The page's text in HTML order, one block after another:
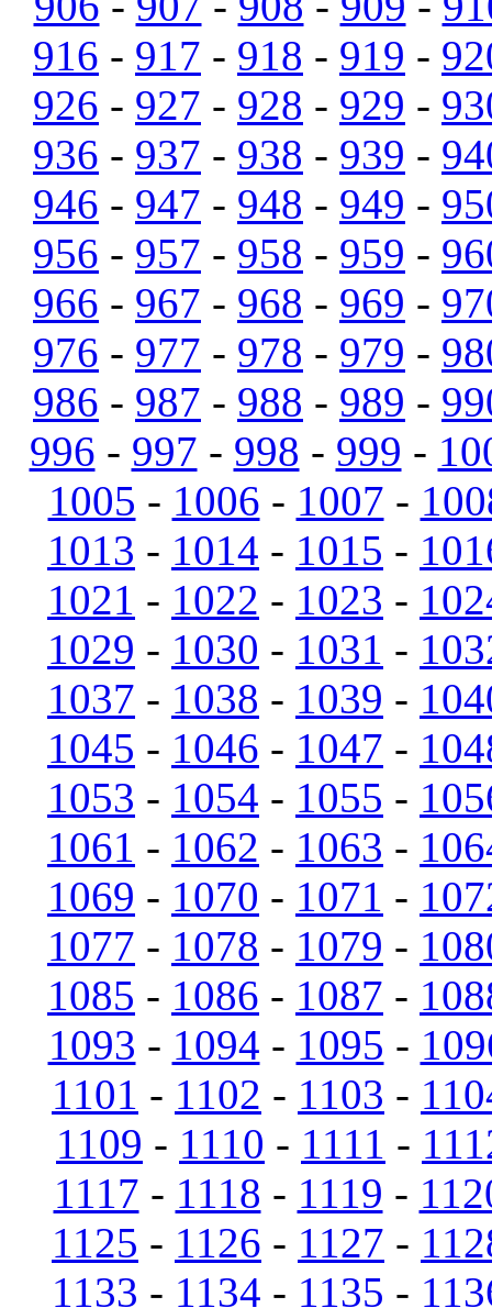
916 - 917 - 918 - 919 -
926 - 927 - 928 - 929 -
936 - 937 - 938 - 939 -
946 - 947 - 948 - 949 -
956 - 957 - 958 - 959 -
966 - 967 - 968 - 969 -
976 - 977 - 978 - 979 -
986 - 987 - 988 - 989 -
996 - 997 - 998 - 999 -
1005 - 1006 - 1007 -
1013 - 1014 - 1015 -
1021 - 1022 - 1023 -
1029 - 1030 - 1031 -
1037 - 1038 - 1039 -
1045 - 1046 - 1047 -
1053 - 1054 - 1055 -
1061 - 1062 - 1063 -
1069 - 1070 - 1071 -
1077 - 1078 - 1079 -
1085 - 1086 - 1087 -
1093 - 1094 - 1095 -
1101 - 1102 - 1103 -
1109 - 1110 - 1111 -
1117 - 1118 - 1119 -
1125 - 1126 - 1127 -
1133 - 1134 - 1135 -